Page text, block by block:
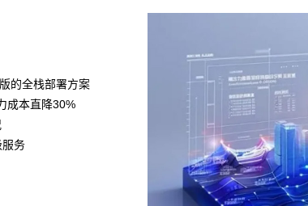
的全栈部署方案
成本直降30%
服务